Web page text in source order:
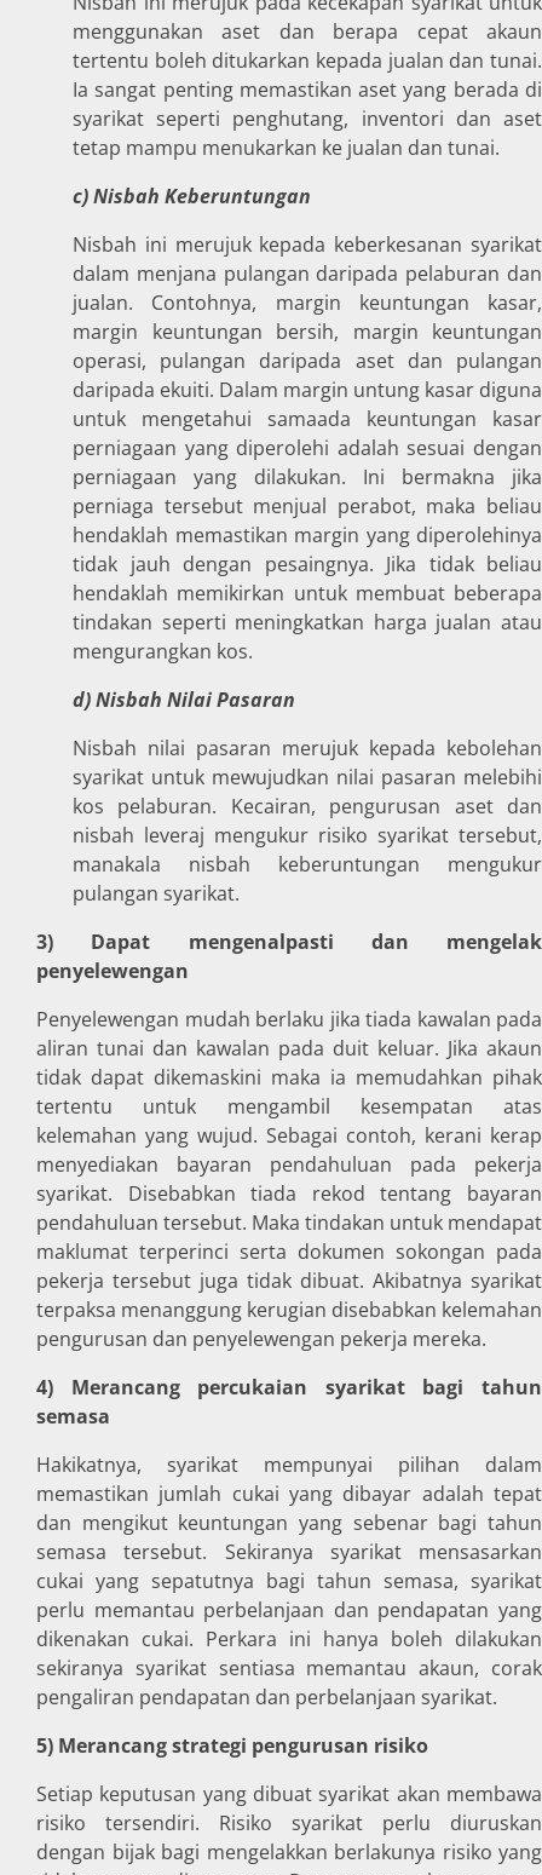
menggunakan aset dan berapa cepat akaun
tertentu boleh ditukarkan kepada jualan dan tunai.
Ia sangat penting memastikan aset yang berada di
syarikat seperti penghutang, inventori dan aset
tetap mampu menukarkan ke jualan dan tunai.
c) Nisbah Keberuntungan
Nisbah ini merujuk kepada keberkesanan syarikat
dalam menjana pulangan daripada pelaburan dan
jualan. Contohnya, margin keuntungan kasar,
margin keuntungan bersih, margin keuntungan
operasi, pulangan daripada aset dan pulangan
daripada ekuiti. Dalam margin untung kasar diguna
untuk mengetahui samaada keuntungan kasar
perniagaan yang diperolehi adalah sesuai dengan
perniagaan yang dilakukan. Ini bermakna jika
perniaga tersebut menjual perabot, maka beliau
hendaklah memastikan margin yang diperolehinya
tidak jauh dengan pesaingnya. Jika tidak beliau
hendaklah memikirkan untuk membuat beberapa
tindakan seperti meningkatkan harga jualan atau
mengurangkan kos.
d) Nisbah Nilai Pasaran
Nisbah nilai pasaran merujuk kepada kebolehan
syarikat untuk mewujudkan nilai pasaran melebihi
kos pelaburan. Kecairan, pengurusan aset dan
nisbah leveraj mengukur risiko syarikat tersebut,
manakala nisbah keberuntungan mengukur
pulangan syarikat.
3) Dapat mengenalpasti dan mengelak
penyelewengan
Penyelewengan mudah berlaku jika tiada kawalan pada
aliran tunai dan kawalan pada duit keluar. Jika akaun
tidak dapat dikemaskini maka ia memudahkan pihak
tertentu untuk mengambil kesempatan atas
kelemahan yang wujud. Sebagai contoh, kerani kerap
menyediakan bayaran pendahuluan pada pekerja
syarikat. Disebabkan tiada rekod tentang bayaran
pendahuluan tersebut. Maka tindakan untuk mendapat
maklumat terperinci serta dokumen sokongan pada
pekerja tersebut juga tidak dibuat. Akibatnya syarikat
terpaksa menanggung kerugian disebabkan kelemahan
pengurusan dan penyelewengan pekerja mereka.
4) Merancang percukaian syarikat bagi tahun
semasa
Hakikatnya, syarikat mempunyai pilihan dalam
memastikan jumlah cukai yang dibayar adalah tepat
dan mengikut keuntungan yang sebenar bagi tahun
semasa tersebut. Sekiranya syarikat mensasarkan
cukai yang sepatutnya bagi tahun semasa, syarikat
perlu memantau perbelanjaan dan pendapatan yang
dikenakan cukai. Perkara ini hanya boleh dilakukan
sekiranya syarikat sentiasa memantau akaun, corak
pengaliran pendapatan dan perbelanjaan syarikat.
5) Merancang strategi pengurusan risiko
Setiap keputusan yang dibuat syarikat akan membawa
risiko tersendiri. Risiko syarikat perlu diuruskan
dengan bijak bagi mengelakkan berlakunya risiko yang